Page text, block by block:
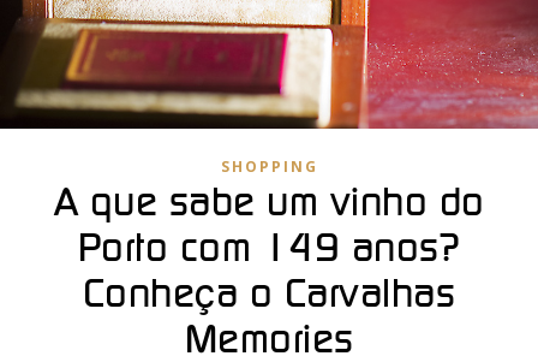
SHOPPING
A que sabe um vinho do
Porto com 149 anos?
Conheça o Carvalhas
Memories